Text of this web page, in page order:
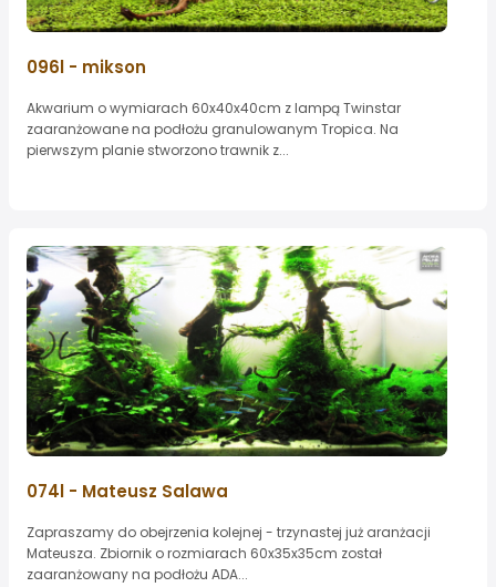
096l - mikson
Akwarium o wymiarach 60x40x40cm z lampą Twinstar
zaaranżowane na podłożu granulowanym Tropica. Na
pierwszym planie stworzono trawnik z...
074l - Mateusz Salawa
Zapraszamy do obejrzenia kolejnej - trzynastej już aranżacji
Mateusza. Zbiornik o rozmiarach 60x35x35cm został
zaaranżowany na podłożu ADA...